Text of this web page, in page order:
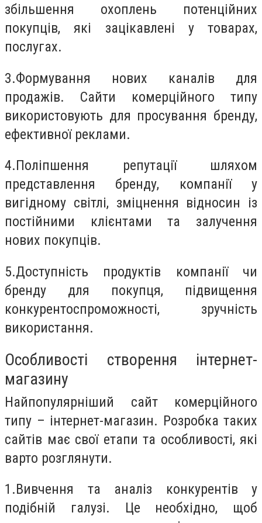
збільшення охоплень потенційних
покупців, які зацікавлені у товарах,
послугах.
3.Формування нових каналів для
продажів. Сайти комерційного типу
використовують для просування бренду,
ефективної реклами.
4.Поліпшення репутації шляхом
представлення бренду, компанії у
вигідному світлі, зміцнення відносин із
постійними клієнтами та залучення
нових покупців.
5.Доступність продуктів компанії чи
бренду для покупця, підвищення
конкурентоспроможності, зручність
використання.
Особливості створення інтернет-
магазину
Найпопулярніший сайт комерційного
типу – інтернет-магазин. Розробка таких
сайтів має свої етапи та особливості, які
варто розглянути.
1.Вивчення та аналіз конкурентів у
подібній галузі. Це необхідно, щоб